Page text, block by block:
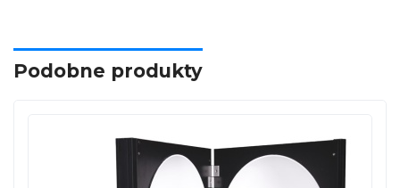
Podobne produkty